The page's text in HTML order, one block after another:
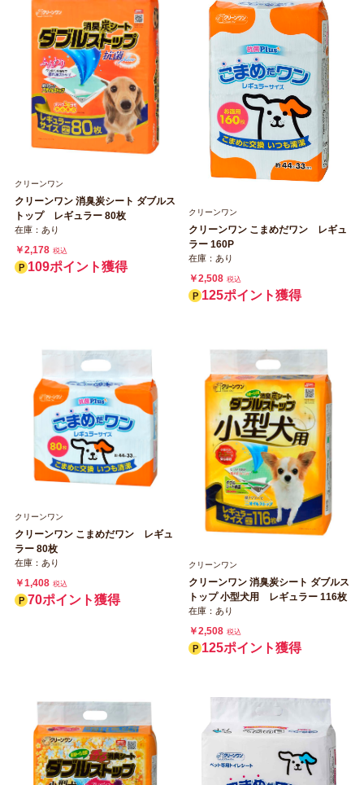
クリーンワン
クリーンワン 消臭炭シート ダブルス
トップ レギュラー 80枚
在庫：あり
￥2,178 税込
109ポイント獲得
クリーンワン
クリーンワン こまめだワン レギュ
ラー 160P
在庫：あり
￥2,508 税込
125ポイント獲得
クリーンワン
クリーンワン こまめだワン レギュ
ラー 80枚
在庫：あり
￥1,408 税込
70ポイント獲得
クリーンワン
クリーンワン 消臭炭シート ダブルス
トップ 小型犬用 レギュラー 116枚
在庫：あり
￥2,508 税込
125ポイント獲得